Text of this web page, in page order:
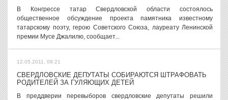
В Конгрессе татар Свердловской области состоялось
общественное обсуждение проекта памятника известному
татарскому поэту, герою Советского Союза, лауреату Ленинской
премии Мусе Джалилю, сообщает...
12.05.2011, 09:21
СВЕРДЛОВСКИЕ ДЕПУТАТЫ СОБИРАЮТСЯ ШТРАФОВАТЬ
РОДИТЕЛЕЙ ЗА ГУЛЯЮЩИХ ДЕТЕЙ
В преддверии перевыборов свердловские депутаты решили